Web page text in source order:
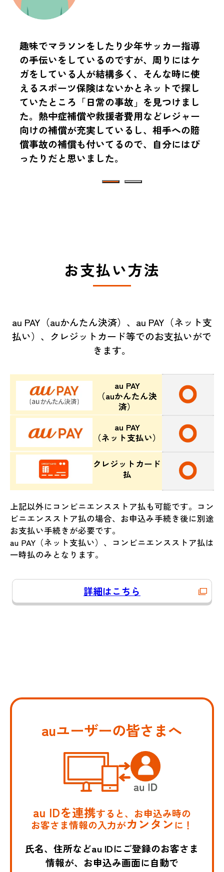
趣味でマラソンをしたり少年サッカー指導
の手伝いをしているのですが、周りにはケ
ガをしている人が結構多く、そんな時に使
えるスポーツ保険はないかとネットで探し
ていたところ「日常の事故」を見つけまし
た。熱中症補償や救援者費用などレジャー
向けの補償が充実しているし、相手への賠
償事故の補償も付いてるので、自分にはぴ
ったりだと思いました。
お支払い方法
au PAY（auかんたん決済）、au PAY（ネット支
払い）、クレジットカード等でのお支払いがで
きます。
au PAY
（auかんたん決
済）
au PAY
（ネット支払い）
クレジットカード
払
上記以外にコンビニエンスストア払も可能です。コン
ビニエンスストア払の場合、お申込み手続き後に別途
お支払い手続きが必要です。
au PAY（ネット支払い）、コンビニエンスストア払は
一時払のみとなります。
詳細はこちら
auユーザーの皆さまへ
au IDを連携すると、お申込み時の
お客さま情報の入力がカンタンに！
氏名、住所などau IDにご登録のお客さま
情報が、お申込み画面に自動で